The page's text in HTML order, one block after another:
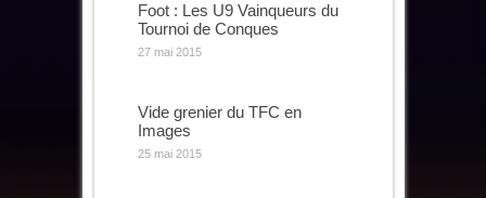
Foot : Les U9 Vainqueurs du
Tournoi de Conques
27 mai 2015
Vide grenier du TFC en
Images
25 mai 2015